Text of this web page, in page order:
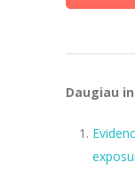
Daugiau